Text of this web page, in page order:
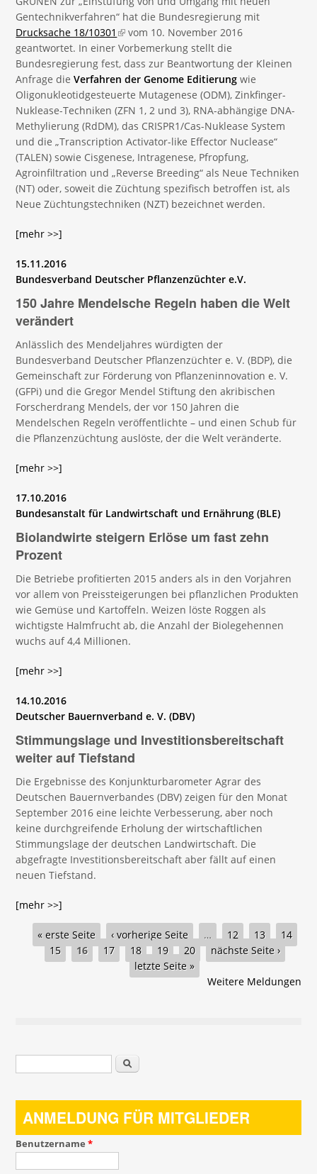
Gentechnikverfahren“ hat die Bundesregierung mit
Drucksache 18/10301 (link is external)
vom 10. November 2016
geantwortet. In einer Vorbemerkung stellt die
Bundesregierung fest, dass zur Beantwortung der Kleinen
Anfrage dieVerfahren der Genome Editierung wie
Oligonukleotidgesteuerte Mutagenese (ODM), Zinkfinger-
Nuklease-Techniken (ZFN 1, 2 und 3), RNA-abhängige DNA-
Methylierung (RdDM), das CRISPR1/Cas-Nuklease System
und die „Transcription Activator-like Effector Nuclease“
(TALEN) sowie Cisgenese, Intragenese, Pfropfung,
Agroinfiltration und „Reverse Breeding“ als Neue Techniken
(NT) oder, soweit die Züchtung spezifisch betroffen ist, als
Neue Züchtungstechniken (NZT) bezeichnet werden.
[mehr >>]
15.11.2016
Bundesverband Deutscher Pflanzenzüchter e.V.
150 Jahre Mendelsche Regeln haben die Welt
verändert
Anlässlich des Mendeljahres würdigten der
Bundesverband Deutscher Pflanzenzüchter e. V. (BDP), die
Gemeinschaft zur Förderung von Pflanzeninnovation e. V.
(GFPi) und die Gregor Mendel Stiftung den akribischen
Forscherdrang Mendels, der vor 150 Jahren die
Mendelschen Regeln veröffentlichte – und einen Schub für
die Pflanzenzüchtung auslöste, der die Welt veränderte.
[mehr >>]
17.10.2016
Bundesanstalt für Landwirtschaft und Ernährung (BLE)
Biolandwirte steigern Erlöse um fast zehn
Prozent
Die Betriebe profitierten 2015 anders als in den Vorjahren
vor allem von Preissteigerungen bei pflanzlichen Produkten
wie Gemüse und Kartoffeln. Weizen löste Roggen als
wichtigste Halmfrucht ab, die Anzahl der Biolegehennen
wuchs auf 4,4 Millionen.
[mehr >>]
14.10.2016
Deutscher Bauernverband e. V. (DBV)
Stimmungslage und Investitionsbereitschaft
weiter auf Tiefstand
Die Ergebnisse des Konjunkturbarometer Agrar des
Deutschen Bauernverbandes (DBV) zeigen für den Monat
September 2016 eine leichte Verbesserung, aber noch
keine durchgreifende Erholung der wirtschaftlichen
Stimmungslage der deutschen Landwirtschaft. Die
abgefragte Investitionsbereitschaft aber fällt auf einen
neuen Tiefstand.
[mehr >>]
Seiten
« erste Seite ‹ vorherige Seite … 12 13
14
15
16 17 18 19 20
nächste Seite ›
letzte Seite »
Weitere Meldungen
Suchformular Suche
ANMELDUNG FÜR MITGLIEDER
Benutzername*